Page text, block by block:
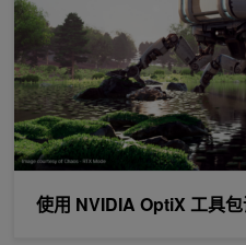
使用 NVIDIA OptiX 工具